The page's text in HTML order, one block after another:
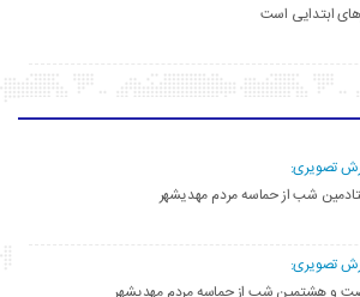
ابتدایی است
تصویری:
شب از حماسه مردم مهدیشهر
تصویری:
و هشتمین شب از حماسه مردم مهدیشهر